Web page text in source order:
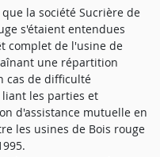
la société Sucrière de
s'étaient entendues
complet de l'usine de
une répartition
cas de difficulté
les parties et
d'assistance mutuelle en
les usines de Bois rouge